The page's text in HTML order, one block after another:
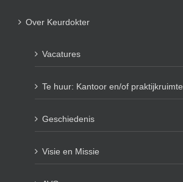
Over Keurdokter
Vacatures
Te huur: Kantoor en/of praktijkruimte
Geschiedenis
Visie en Missie